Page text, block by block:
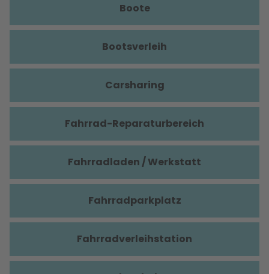
Boote
Bootsverleih
Carsharing
Fahrrad-Reparaturbereich
Fahrradladen / Werkstatt
Fahrradparkplatz
Fahrradverleihstation